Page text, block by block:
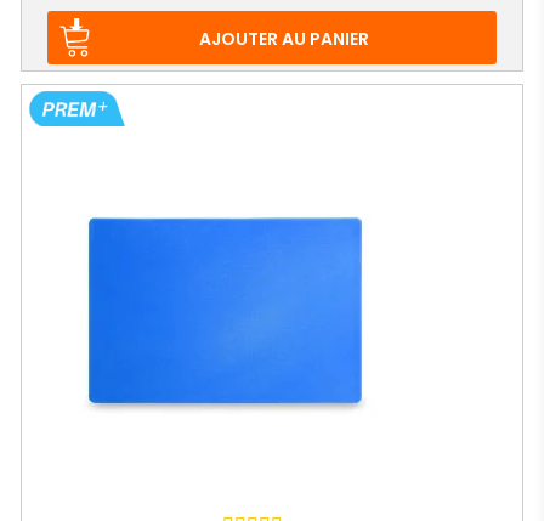
AJOUTER AU PANIER